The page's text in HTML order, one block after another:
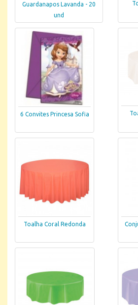
Guardanapos Lavanda - 20
und
6 Convites Princesa Sofia
Toalha Coral Redonda